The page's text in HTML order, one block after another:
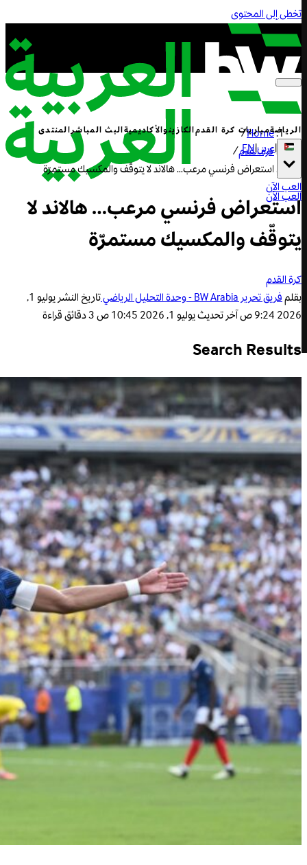
تخطى إلى المحتوى
الرياضةمباريات كرة القدمالكازينوالأكاديميةالبث المباشرالمنتدى
|عربي|
EN
العب الآن
العب الآن
Home
/
كرة القدم/
استعراض فرنسي مرعب… هالاند لا يتوقّف والمكسيك مستمرّة
استعراض فرنسي مرعب… هالاند لا
يتوقّف والمكسيك مستمرّة
كرة القدم
بقلمفريق تحرير BW Arabia - وحدة التحليل الرياضي تاريخ النشر
يوليو 1,
2026 9:24 ص
آخر تحديثيوليو 1, 2026 10:45 ص 3 دقائق قراءة
Search Results